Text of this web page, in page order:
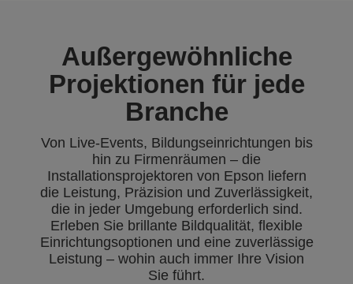
Außergewöhnliche
Projektionen für jede
Branche
Von Live-Events, Bildungseinrichtungen bis
hin zu Firmenräumen – die
Installationsprojektoren von Epson liefern
die Leistung, Präzision und Zuverlässigkeit,
die in jeder Umgebung erforderlich sind.
Erleben Sie brillante Bildqualität, flexible
Einrichtungsoptionen und eine zuverlässige
Leistung – wohin auch immer Ihre Vision
Sie führt.